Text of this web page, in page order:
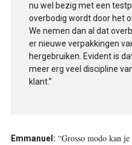
nu wel bezig met een
overbodig wordt door het
We nemen dan al dat
er nieuwe verpakkingen
hergebruiken. Evident is
meer erg veel discipline
klant.”
Emmanuel: “Grosso modo kan